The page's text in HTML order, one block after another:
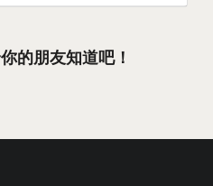
的朋友知道吧！